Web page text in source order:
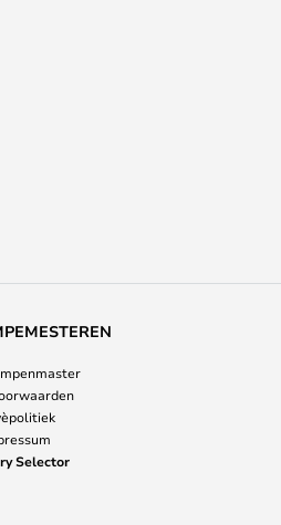
Selector